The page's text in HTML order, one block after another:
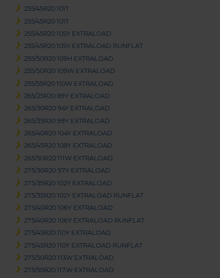
255/45R20 101T
255/45R20 101T
255/45R20 105Y EXTRALOAD
255/45R20 105Y EXTRALOAD RUNFLAT
255/50R20 109H EXTRALOAD
255/50R20 109W EXTRALOAD
255/55R20 110W EXTRALOAD
265/25R20 89Y EXTRALOAD
265/30R20 94Y EXTRALOAD
265/35R20 99Y EXTRALOAD
265/40R20 104Y EXTRALOAD
265/45R20 108Y EXTRALOAD
265/50R20 111W EXTRALOAD
275/30R20 97Y EXTRALOAD
275/35R20 102Y EXTRALOAD
275/35R20 102Y EXTRALOAD RUNFLAT
275/40R20 106Y EXTRALOAD
275/40R20 106Y EXTRALOAD RUNFLAT
275/45R20 110Y EXTRALOAD
275/45R20 110Y EXTRALOAD RUNFLAT
275/50R20 113W EXTRALOAD
275/55R20 117W EXTRALOAD